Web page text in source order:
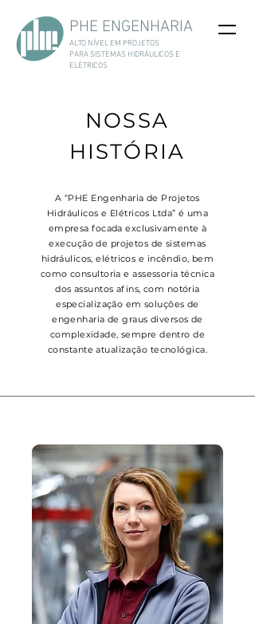
ALTO NÍVEL EM PROJETOS
PARA SISTEMAS HIDRÁULICOS E
ELÉTRICOS
PHE ENGENHARIA
NOSSA
HISTÓRIA
A “PHE Engenharia de Projetos
Hidráulicos e Elétricos Ltda” é uma
empresa focada exclusivamente à
execução de projetos de sistemas
hidráulicos, elétricos e incêndio, bem
como consultoria e assessoria técnica
dos assuntos afins, com notória
especialização em soluções de
engenharia de graus diversos de
complexidade, sempre dentro de
constante atualização tecnológica.